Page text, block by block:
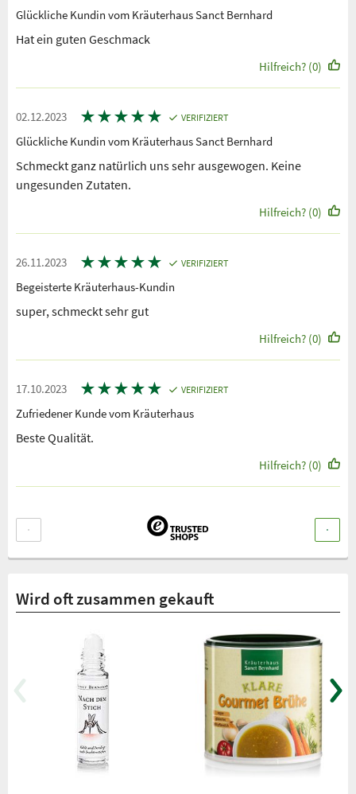
Glückliche Kundin vom Kräuterhaus Sanct Bernhard
Hat ein guten Geschmack
Hilfreich? (0)
02.12.2023 ★★★★★ VERIFIZIERT
Glückliche Kundin vom Kräuterhaus Sanct Bernhard
Schmeckt ganz natürlich uns sehr ausgewogen. Keine
ungesunden Zutaten.
Hilfreich? (0)
26.11.2023 ★★★★★ VERIFIZIERT
Begeisterte Kräuterhaus-Kundin
super, schmeckt sehr gut
Hilfreich? (0)
17.10.2023 ★★★★★ VERIFIZIERT
Zufriedener Kunde vom Kräuterhaus
Beste Qualität.
Hilfreich? (0)
Wird oft zusammen gekauft